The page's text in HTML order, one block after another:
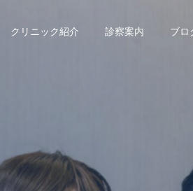
クリニック紹介 診察案内 ブロ